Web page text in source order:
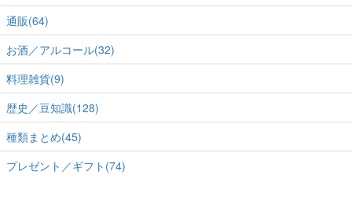
通販(64)
お酒／アルコール(32)
料理雑貨(9)
歴史／豆知識(128)
種類まとめ(45)
プレゼント／ギフト(74)